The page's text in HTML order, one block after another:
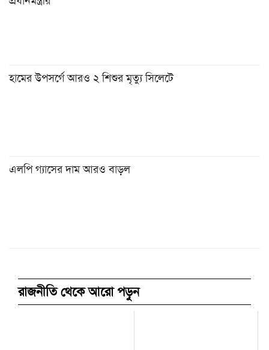
হামের উপসর্গে আরও ২ শিশুর মৃত্যু সিলেটে
এলপি গ্যাসের দাম আরও বাড়ল
রাজনীতি থেকে আরো পড়ুন